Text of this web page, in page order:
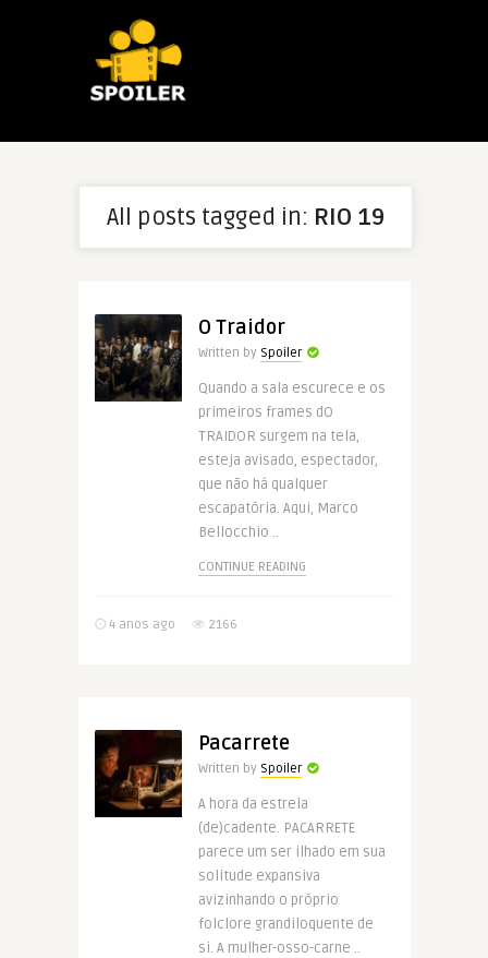
All posts tagged in: RIO 19
O Traidor
Written by Spoiler
Quando a sala escurece e os
primeiros frames dO
TRAIDOR surgem na tela,
esteja avisado, espectador,
que não há qualquer
escapatória. Aqui, Marco
Bellocchio ..
CONTINUE READING
4 anos ago 2166
Pacarrete
Written by Spoiler
A hora da estrela
(de)cadente. PACARRETE
parece um ser ilhado em sua
solitude expansiva
avizinhando o próprio
folclore grandiloquente de
si. A mulher-osso-carne ..